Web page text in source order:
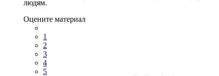
людям.
Оцените материал
1
2
3
4
5